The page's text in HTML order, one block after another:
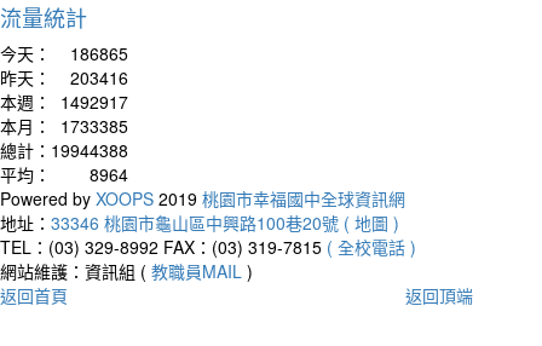
流量統計
今天：
186865
昨天：
203416
本週：
1492917
本月：
1733385
總計： 19944388
平均：
8964
Powered by XOOPS 2019 桃園市幸福國中全球資訊網
地址： 33346 桃園市龜山區中興路100巷20號 ( 地圖 )
TEL：(03) 329-8992 FAX：(03) 319-7815 ( 全校電話 )
網站維護：資訊組 ( 教職員MAIL )
返回首頁
返回頂端